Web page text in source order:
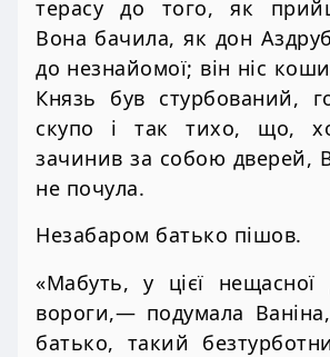
терасу до того, як
Вона бачила, як дон
до незнайомої; він ніс
Князь був стурбований,
скупо і так тихо, що,
зачинив за собою дверей,
не почула.
Незабаром батько пішов.
«Мабуть, у цієї нещасної
вороги,— подумала
батько, такий